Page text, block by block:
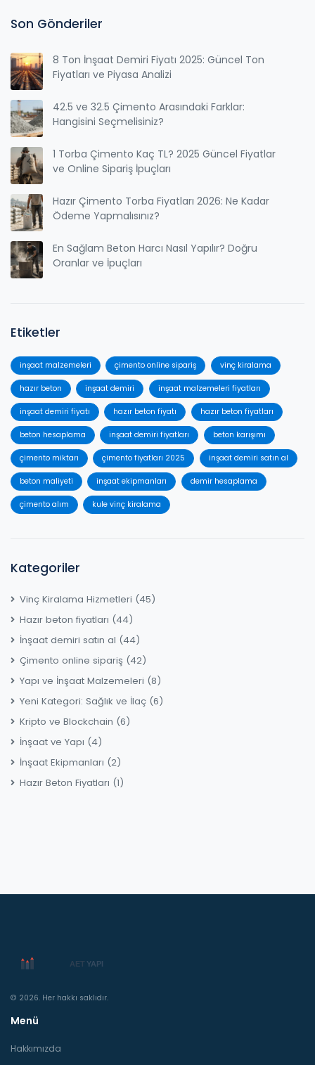
Son Gönderiler
8 Ton İnşaat Demiri Fiyatı 2025: Güncel Ton
Fiyatları ve Piyasa Analizi
42.5 ve 32.5 Çimento Arasındaki Farklar:
Hangisini Seçmelisiniz?
1 Torba Çimento Kaç TL? 2025 Güncel Fiyatlar
ve Online Sipariş İpuçları
Hazır Çimento Torba Fiyatları 2026: Ne Kadar
Ödeme Yapmalısınız?
En Sağlam Beton Harcı Nasıl Yapılır? Doğru
Oranlar ve İpuçları
Etiketler
inşaat malzemeleri çimento online sipariş vinç kiralama
hazır beton inşaat demiri inşaat malzemeleri fiyatları
inşaat demiri fiyatı hazır beton fiyatı hazır beton fiyatları
beton hesaplama inşaat demiri fiyatları beton karışımı
çimento miktarı çimento fiyatları 2025 inşaat demiri satın al
beton maliyeti inşaat ekipmanları demir hesaplama
çimento alım kule vinç kiralama
Kategoriler
Vinç Kiralama Hizmetleri (45)
Hazır beton fiyatları (44)
İnşaat demiri satın al (44)
Çimento online sipariş (42)
Yapı ve İnşaat Malzemeleri (8)
Yeni Kategori: Sağlık ve İlaç (6)
Kripto ve Blockchain (6)
İnşaat ve Yapı (4)
İnşaat Ekipmanları (2)
Hazır Beton Fiyatları (1)
© 2026. Her hakkı saklıdır.
Menü
Hakkımızda